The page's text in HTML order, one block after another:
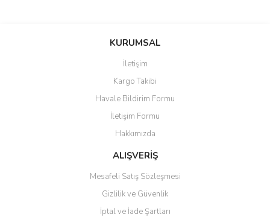
Bu ürüne ilk yorumu siz yapın!
Ürün resmi kalitesiz, bozuk veya görüntülenemiyor.
Ürün açıklamasında eksik bilgiler bulunuyor.
Ürün bilgilerinde hatalar bulunuyor.
Ürün fiyatı diğer sitelerden daha pahalı.
Bu ürüne benzer farklı alternatifler olmalı.
KURUMSAL
İletişim
Kargo Takibi
Havale Bildirim Formu
İletişim Formu
Hakkımızda
ALIŞVERİŞ
Mesafeli Satış Sözleşmesi
Gizlilik ve Güvenlik
İptal ve İade Şartları